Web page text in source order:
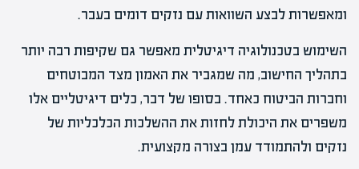
ומאפשרות לבצע השוואות עם נזקים דומים בעבר.
השימוש בטכנולוגיה דיגיטלית מאפשר גם שקיפות רבה יותר
בתהליך החישוב, מה שמגביר את האמון מצד המבוטחים
וחברות הביטוח כאחד. בסופו של דבר, כלים דיגיטליים אלו
משפרים את היכולת לחזות את ההשלכות הכלכליות של
נזקים ולהתמודד עמן בצורה מקצועית.